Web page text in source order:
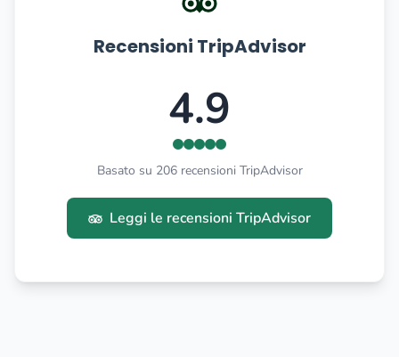
Recensioni TripAdvisor
4.9
Basato su 206 recensioni TripAdvisor
Leggi le recensioni TripAdvisor